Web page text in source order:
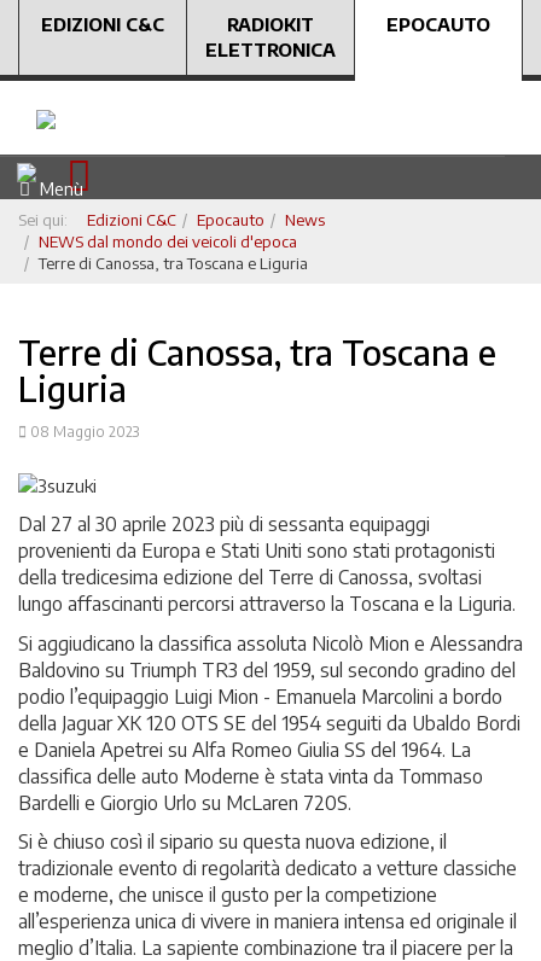
EDIZIONI C&C
RADIOKIT
ELETTRONICA
EPOCAUTO
Menù
Sei qui: Edizioni C&C Epocauto
News
NEWS dal mondo dei veicoli d'epoca
Terre di Canossa, tra Toscana e Liguria
Terre di Canossa, tra Toscana e
Liguria
08 Maggio 2023
Dal 27 al 30 aprile 2023 più di sessanta equipaggi
provenienti da Europa e Stati Uniti sono stati protagonisti
della tredicesima edizione del Terre di Canossa, svoltasi
lungo affascinanti percorsi attraverso la Toscana e la Liguria.
Si aggiudicano la classifica assoluta Nicolò Mion e Alessandra
Baldovino su Triumph TR3 del 1959, sul secondo gradino del
podio l’equipaggio Luigi Mion - Emanuela Marcolini a bordo
della Jaguar XK 120 OTS SE del 1954 seguiti da Ubaldo Bordi
e Daniela Apetrei su Alfa Romeo Giulia SS del 1964. La
classifica delle auto Moderne è stata vinta da Tommaso
Bardelli e Giorgio Urlo su McLaren 720S.
Si è chiuso così il sipario su questa nuova edizione, il
tradizionale evento di regolarità dedicato a vetture classiche
e moderne, che unisce il gusto per la competizione
all’esperienza unica di vivere in maniera intensa ed originale il
meglio d’Italia. La sapiente combinazione tra il piacere per la